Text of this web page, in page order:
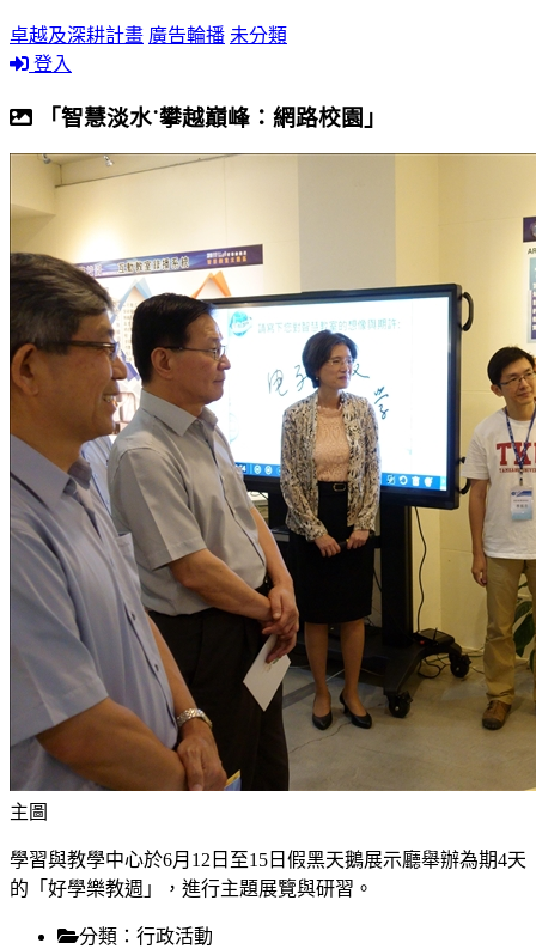
卓越及深耕計畫 廣告輪播 未分類
登入
「智慧淡水˙攀越巔峰：網路校園」
主圖
學習與教學中心於6月12日至15日假黑天鵝展示廳舉辦為期4天
的「好學樂教週」，進行主題展覽與研習。
分類： 行政活動